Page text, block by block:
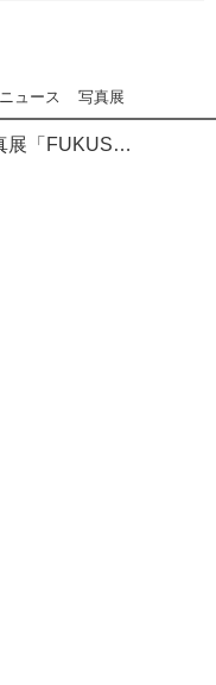
ニュース 写真展
小柴 一良 写真展「FUKUSHIMA 小鳥はもう鳴かない」 ●開催中～2018年8月28日(火) ＊日曜休館 銀座ニコンサロン